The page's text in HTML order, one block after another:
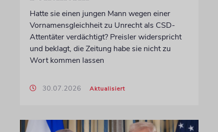
Hatte sie einen jungen Mann wegen einer
Vornamensgleichheit zu Unrecht als CSD-
Attentäter verdächtigt? Preisler widerspricht
und beklagt, die Zeitung habe sie nicht zu
Wort kommen lassen
30.07.2026 Aktualisiert